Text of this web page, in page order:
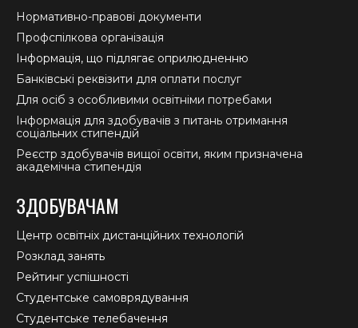
Нормативно-правові документи
Профспілкова організація
Інформація, що підлягає оприлюдненню
Банківські реквізити для оплати послуг
Для осіб з особливими освітніми потребами
Інформація для здобувачів з питань отримання
соціальних стипендій
Реєстр здобувачів вищої освіти, яким призначена
академічна стипендія
ЗДОБУВАЧАМ
Центр освітніх дистанційних технологій
Розклад занять
Рейтинг успішності
Студентське самоврядування
Студентське телебачення